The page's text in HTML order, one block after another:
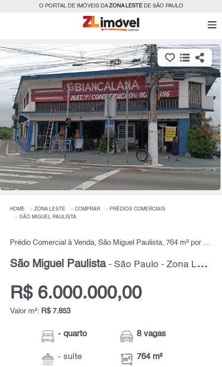
O PORTAL DE IMÓVEIS DAZONA LESTEDE SÃO PAULO
HOME ZONA LESTE COMPRAR
PRÉDIOS COMERCIAIS
SÃO MIGUEL PAULISTA
Prédio Comercial à Venda, São Miguel Paulista, 764 m² por R$ 6.000.000,00
São Miguel Paulista - São Paulo - Zona Leste
R$ 6.000.000,00
Valor m²: R$ 7.853
- quarto
- suíte
8 vagas
764 m²